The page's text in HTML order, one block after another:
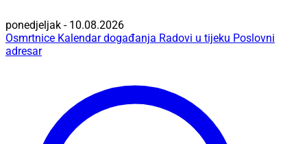
ponedjeljak - 10.08.2026
Osmrtnice Kalendar događanja Radovi u tijeku Poslovni
adresar